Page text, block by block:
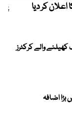
کر دیا
والے کرکٹرز
اضافہ